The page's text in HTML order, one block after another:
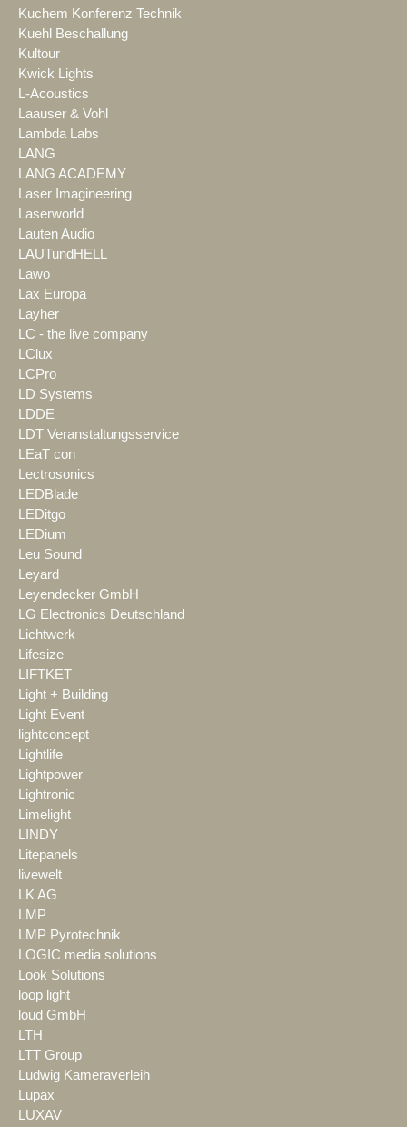
Kuchem Konferenz Technik
Kuehl Beschallung
Kultour
Kwick Lights
L-Acoustics
Laauser & Vohl
Lambda Labs
LANG
LANG ACADEMY
Laser Imagineering
Laserworld
Lauten Audio
LAUTundHELL
Lawo
Lax Europa
Layher
LC - the live company
LClux
LCPro
LD Systems
LDDE
LDT Veranstaltungsservice
LEaT con
Lectrosonics
LEDBlade
LEDitgo
LEDium
Leu Sound
Leyard
Leyendecker GmbH
LG Electronics Deutschland
Lichtwerk
Lifesize
LIFTKET
Light + Building
Light Event
lightconcept
Lightlife
Lightpower
Lightronic
Limelight
LINDY
Litepanels
livewelt
LK AG
LMP
LMP Pyrotechnik
LOGIC media solutions
Look Solutions
loop light
loud GmbH
LTH
LTT Group
Ludwig Kameraverleih
Lupax
LUXAV